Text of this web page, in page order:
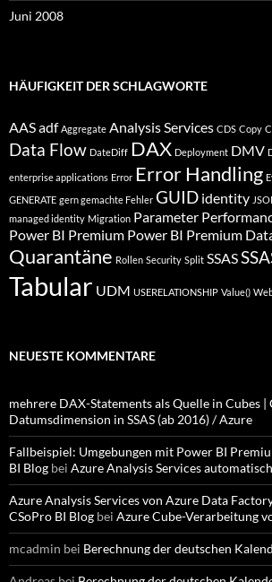
Juni 2008
HÄUFIGKEIT DER SCHLAGWORTE
AASadf Aggregate Analysis Services CDS Copy
Data Flow DateDiff DAX Deployment DMV
enterprise applications Error Error Handling
GENERATE gern gemachte Fehler GUID identity
managed identity Migration Parameter
Power BI Premium Power BI Premium
Quarantäne Rollen Security Split SSAS
Tabular UDM USERELATIONSHIP Value()
NEUESTE KOMMENTARE
mehrere DAX-Statements als Quelle in Cubes |
Datumsdimension in SSAS (ab 2016) / Azure
Fallbeispiel: Umgebungen mit Power BI
BI Blog bei Azure Analysis Services
Azure Analysis Services von Azure Data
CSoPro BI Blog bei Azure Cube-Verarbeitung
mcadmin bei Berechnung der deutschen